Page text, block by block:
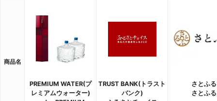
商品名
PREMIUM WATER(プ
レミアムウォーター)
TRUST BANK(トラスト
バンク)
さとふる
さとふる